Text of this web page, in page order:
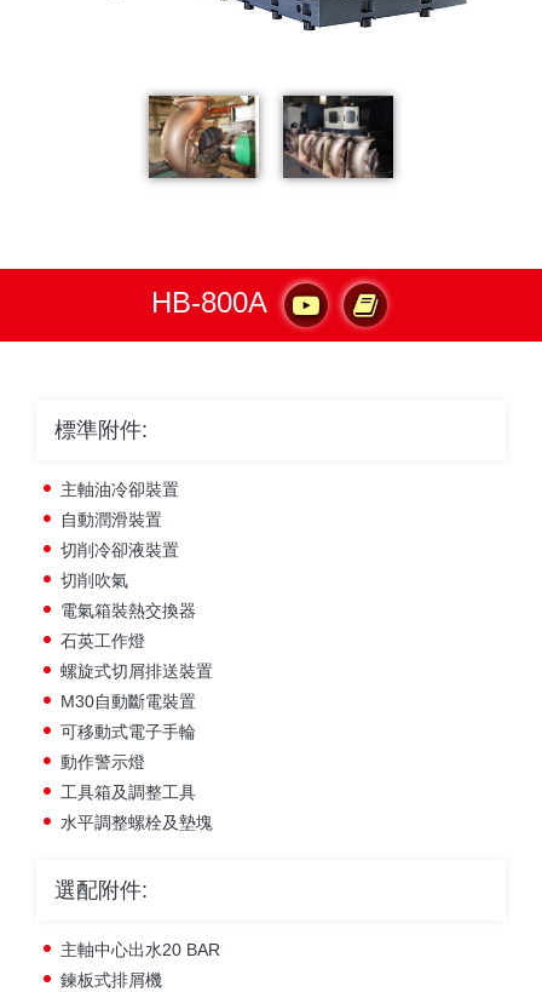
HB-800A
標準附件:
主軸油冷卻裝置
自動潤滑裝置
切削冷卻液裝置
切削吹氣
電氣箱裝熱交換器
石英工作燈
螺旋式切屑排送裝置
M30自動斷電裝置
可移動式電子手輪
動作警示燈
工具箱及調整工具
水平調整螺栓及墊塊
選配附件:
主軸中心出水20 BAR
鍊板式排屑機